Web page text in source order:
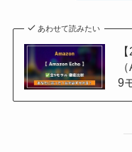
あわせて読みたい
9